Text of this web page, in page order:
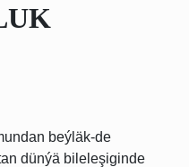
beýläk-de
dünýä bileleşiginde